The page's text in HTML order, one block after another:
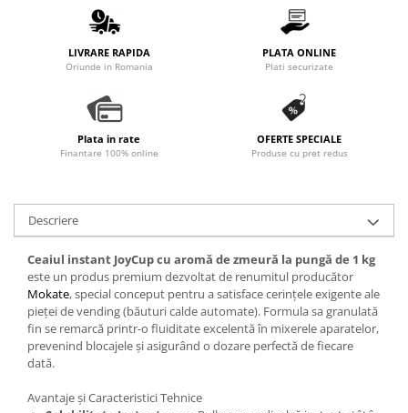
LIVRARE RAPIDA
Oriunde in Romania
PLATA ONLINE
Plati securizate
Plata in rate
Finantare 100% online
OFERTE SPECIALE
Produse cu pret redus
Descriere
Ceaiul instant JoyCup cu aromă de zmeură la pungă de 1 kg
este un produs premium dezvoltat de renumitul producător
Mokate, special conceput pentru a satisface cerințele exigente ale
pieței de vending (băuturi calde automate). Formula sa granulată
fin se remarcă printr-o fluiditate excelentă în mixerele aparatelor,
prevenind blocajele și asigurând o dozare perfectă de fiecare
dată.
Avantaje și Caracteristici Tehnice